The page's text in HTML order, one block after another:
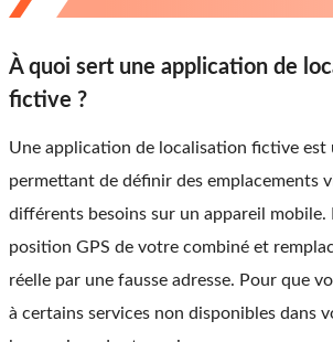
À quoi sert une application de
fictive ?
Une application de localisation fictive est
permettant de définir des emplacements
différents besoins sur un appareil mobile.
position GPS de votre combiné et
réelle par une fausse adresse. Pour que
à certains services non disponibles dans